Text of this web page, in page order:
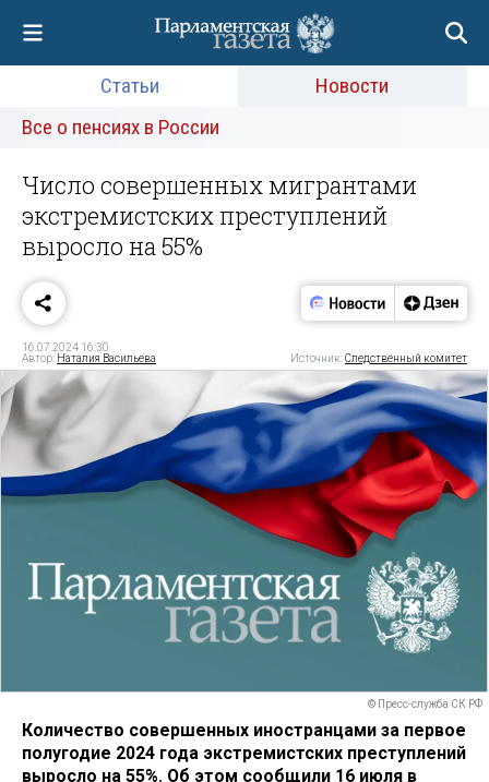
Статьи
Новости
Все о пенсиях в России
Число совершенных мигрантами
экстремистских преступлений
выросло на 55%
16.07.2024 16:30
Автор: Наталия Васильева Источник:Следственный комитет
© Пресс-служба СК РФ
Количество совершенных иностранцами за первое
полугодие 2024 года экстремистских преступлений
выросло на 55%. Об этом сообщили 16 июля в